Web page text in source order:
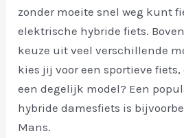
zonder moeite snel weg kunt
elektrische hybride fiets.
keuze uit veel verschillende
kies jij voor een sportieve
een degelijk model? Een
hybride damesfiets is
Mans.